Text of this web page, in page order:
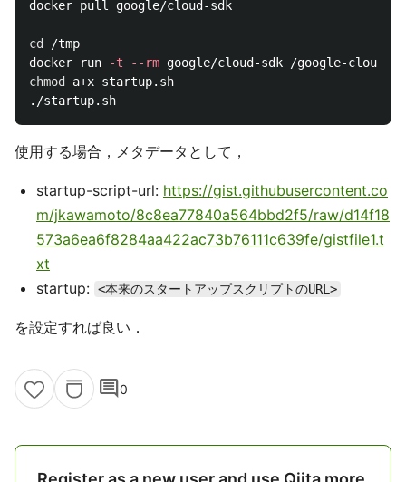
docker pull google/cloud-sdk
cd
/tmp
docker run
-t --rm google/cloud-sdk /google-
chmod a+x startup.sh
使用する場合，メタデータとして，
startup-script-url: https://gist.githubusercontent.co
m/jkawamoto/8c8ea77840a564bbd2f5/raw/d14f18
573a6ea6f8284aa422ac73b76111c639fe/gistfile1.t
xt
startup: <本来のスタートアップスクリプトのURL>
を設定すれば良い．
comment0